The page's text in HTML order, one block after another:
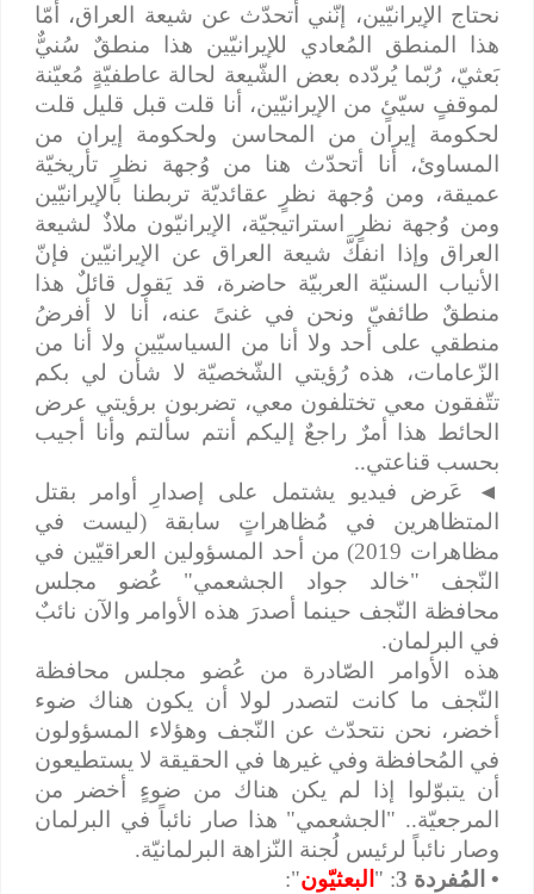
نحتاج الإيرانيّين، إنّني أتحدّث عن شيعة العراق، أمّا
هذا المنطق المُعادي للإيرانيّين هذا منطقٌ سُنيٌّ
بَعثيّ، رُبّما يُردّده بعض الشّيعة لحالة عاطفيّةٍ مُعيّنة
لموقفٍ سيّئٍ من الإيرانيّين، أنا قلت قبل قليل قلت
لحكومة إيران من المحاسن ولحكومة إيران من
المساوئ، أنا أتحدّث هنا من وُجهة نظرٍ تأريخيّة
عميقة، ومن وُجهة نظرٍ عقائديّة تربطنا بالإيرانيّين
ومن وُجهة نظرٍ استراتيجيّة، الإيرانيّون ملاذٌ لشيعة
العراق وإذا انفكَّ شيعة العراق عن الإيرانيّين فإنّ
الأنياب السنيّة العربيّة حاضرة، قد يَقول قائلٌ هذا
منطقٌ طائفيّ ونحن في غنىً عنه، أنا لا أفرضُ
منطقي على أحد ولا أنا من السياسيّين ولا أنا من
الزّعامات، هذه رُؤيتي الشّخصيّة لا شأن لي بكم
تتّفقون معي تختلفون معي، تضربون برؤيتي عرض
الحائط هذا أمرٌ راجعٌ إليكم أنتم سألتم وأنا أجيب
بحسب قناعتي..
◄عَرض فيديو يشتمل على إصدارِ أوامر بقتل
المتظاهرين في مُظاهراتٍ سابقة (ليست في
مظاهرات 2019) من أحد المسؤولين العراقيّين في
النّجف "خالد جواد الجشعمي" عُضو مجلس
محافظة النّجف حينما أصدرَ هذه الأوامر والآن نائبٌ
في البرلمان.
هذه الأوامر الصّادرة من عُضو مجلس محافظة
النّجف ما كانت لتصدر لولا أن يكون هناك ضوء
أخضر، نحن نتحدّث عن النّجف وهؤلاء المسؤولون
في المُحافظة وفي غيرها في الحقيقة لا يستطيعون
أن يتبوّلوا إذا لم يكن هناك من ضوءٍ أخضر من
المرجعيّة.. "الجشعمي" هذا صار نائباً في البرلمان
وصار نائباً لرئيس لُجنة النّزاهة البرلمانيّة.
• المُفردة 3 : "البعثيّون":